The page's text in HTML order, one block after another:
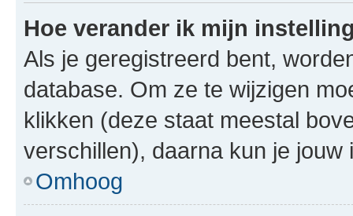
Hoe verander ik mijn
Als je geregistreerd bent,
database. Om ze te wijzigen
klikken (deze staat meestal
verschillen), daarna kun je jouw
Omhoog